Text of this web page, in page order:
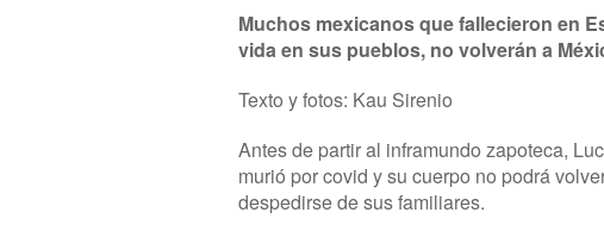
Muchos mexicanos que fallecieron en
vida en sus pueblos, no volverán a
Texto y fotos: Kau Sirenio
Antes de partir al inframundo zapoteca,
murió por covid y su cuerpo no podrá
despedirse de sus familiares.